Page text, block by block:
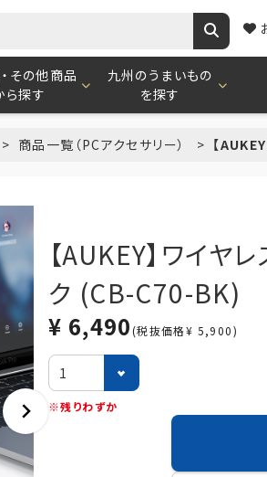
その他商品
ら探す
九州のうまいもの
を探す
商品一覧（PCアクセサリー） 【
【AUKEY】ワイヤ
ク (CB-C70-BK)
¥ 6,490(税抜価格¥ 5,900)
※残りわずか